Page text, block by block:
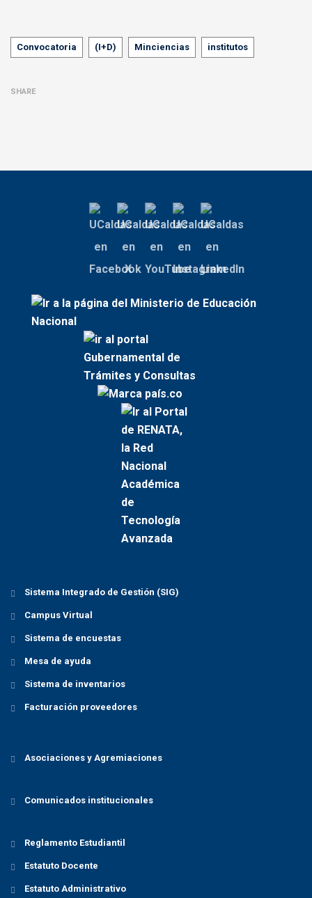
Tags
Convocatoria (I+D) Minciencias institutos
SHARE
Sistema Integrado de Gestión (SIG)
Campus Virtual
Sistema de encuestas
Mesa de ayuda
Sistema de inventarios
Facturación proveedores
Asociaciones y Agremiaciones
Comunicados institucionales
Reglamento Estudiantil
Estatuto Docente
Estatuto Administrativo